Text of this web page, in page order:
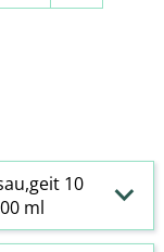
10
ml